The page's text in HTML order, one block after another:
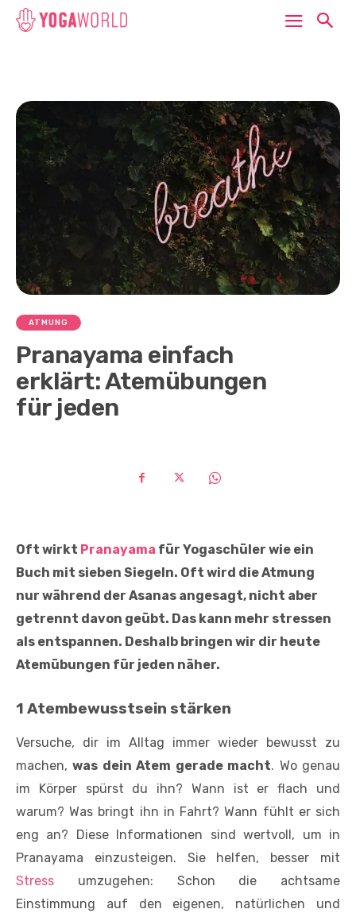
ATMUNG
Pranayama einfach
erklärt: Atemübungen
für jeden
Oft wirkt Pranayama für Yogaschüler wie ein
Buch mit sieben Siegeln. Oft wird die Atmung
nur während der Asanas angesagt, nicht aber
getrennt davon geübt. Das kann mehr stressen
als entspannen. Deshalb bringen wir dir heute
Atemübungen für jeden näher.
1 Atembewusstsein stärken
Versuche, dir im Alltag immer wieder bewusst zu
machen,was dein Atem gerade macht. Wo genau
im Körper spürst du ihn? Wann ist er flach und
warum? Was bringt ihn in Fahrt? Wann fühlt er sich
eng an? Diese Informationen sind wertvoll, um in
Pranayama einzusteigen. Sie helfen, besser mit
Stress umzugehen: Schon die achtsame
Einstimmung auf den eigenen, natürlichen und